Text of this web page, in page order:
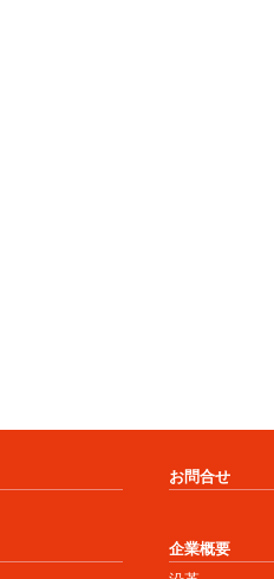
お問合せ
企業概要